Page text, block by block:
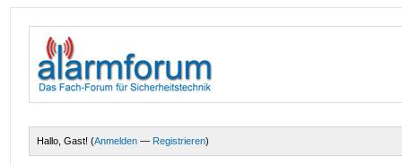
Hallo, Gast! (Anmelden — Registrieren)